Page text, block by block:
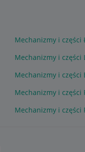
Mechanizmy i części
Mechanizmy i części
Mechanizmy i części
Mechanizmy i części
Mechanizmy i części